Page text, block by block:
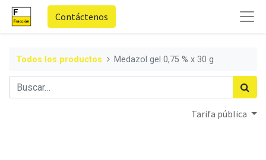
Contáctenos
Todos los productos Medazol gel 0,75 % x 30 g
Tarifa pública